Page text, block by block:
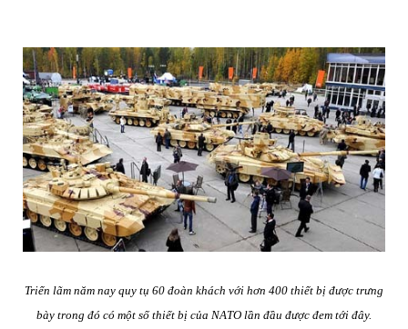
Triển lãm năm nay quy tụ 60 đoàn khách với hơn 400 thiết bị được trưng
bày trong đó có một số thiết bị của NATO lần đầu được đem tới đây.